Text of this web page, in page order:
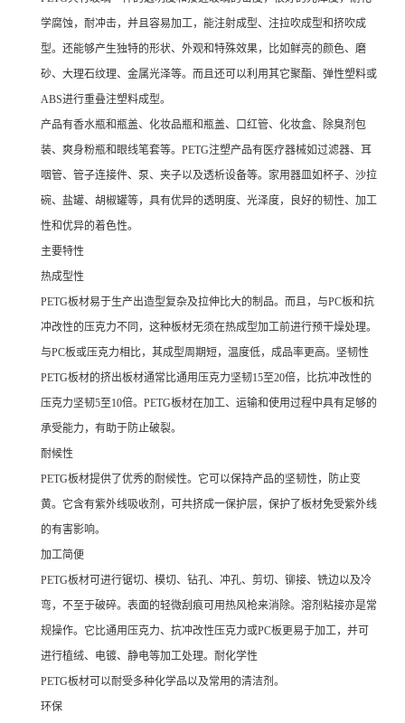
学腐蚀，耐冲击，并且容易加工，能注射成型、注拉吹成型和挤吹成
型。还能够产生独特的形状、外观和特殊效果，比如鲜亮的颜色、磨
砂、大理石纹理、金属光泽等。而且还可以利用其它聚酯、弹性塑料或
ABS进行重叠注塑料成型。
产品有香水瓶和瓶盖、化妆品瓶和瓶盖、口红管、化妆盒、除臭剂包
装、爽身粉瓶和眼线笔套等。PETG注塑产品有医疗器械如过滤器、耳
咽管、管子连接件、泵、夹子以及透析设备等。家用器皿如杯子、沙拉
碗、盐罐、胡椒罐等，具有优异的透明度、光泽度，良好的韧性、加工
性和优异的着色性。
主要特性
热成型性
PETG板材易于生产出造型复杂及拉伸比大的制品。而且，与PC板和抗
冲改性的压克力不同，这种板材无须在热成型加工前进行预干燥处理。
与PC板或压克力相比，其成型周期短，温度低，成品率更高。坚韧性
PETG板材的挤出板材通常比通用压克力坚韧15至20倍，比抗冲改性的
压克力坚韧5至10倍。PETG板材在加工、运输和使用过程中具有足够的
承受能力，有助于防止破裂。
耐候性
PETG板材提供了优秀的耐候性。它可以保持产品的坚韧性，防止变
黄。它含有紫外线吸收剂，可共挤成一保护层，保护了板材免受紫外线
的有害影响。
加工简便
PETG板材可进行锯切、模切、钻孔、冲孔、剪切、铆接、铣边以及冷
弯，不至于破碎。表面的轻微刮痕可用热风枪来消除。溶剂粘接亦是常
规操作。它比通用压克力、抗冲改性压克力或PC板更易于加工，并可
进行植绒、电镀、静电等加工处理。耐化学性
PETG板材可以耐受多种化学品以及常用的清洁剂。
环保